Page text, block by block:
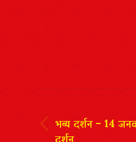
भव्य दर्शन – 14